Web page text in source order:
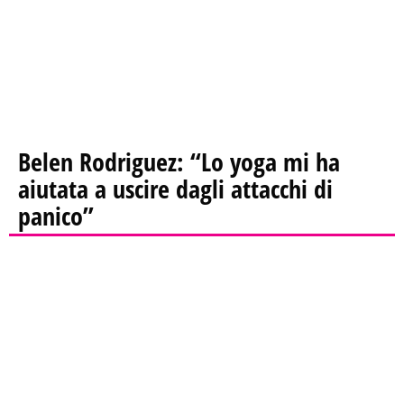
Belen Rodriguez: “Lo yoga mi ha
aiutata a uscire dagli attacchi di
panico”